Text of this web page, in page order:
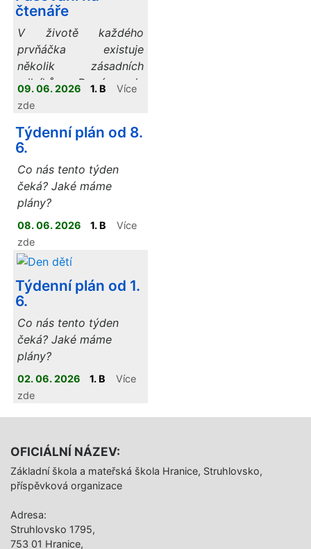
čtenáře
V životě každého
prvňáčka existuje
několik zásadních
milníků. Prvním je
bezesporu nástup do
zádech, tím druhým – a
pro mnohé ještě
kouzelnějším – je
oficiální pasování na
čtenáře
09. 06. 2026 1. B
Více
zde
Týdenní plán od 8.
6.
Co nás tento týden
čeká? Jaké máme
plány?
08. 06. 2026 1. B
Více
zde
Týdenní plán od 1.
6.
Co nás tento týden
čeká? Jaké máme
plány?
02. 06. 2026 1. B
Více
zde
OFICIÁLNÍ NÁZEV:
Základní škola a mateřská škola Hranice, Struhlovsko,
příspěvková organizace
Adresa:
Struhlovsko 1795,
753 01 Hranice,